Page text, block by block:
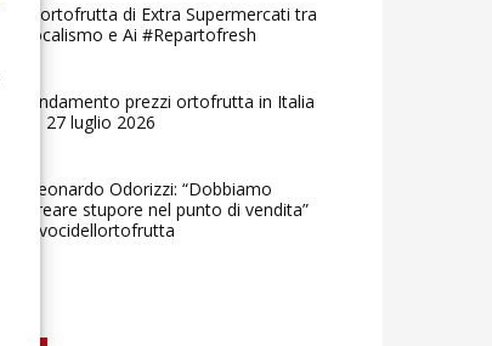
L’ortofrutta di Extra Supermercati tra
localismo e Ai #Repartofresh
Andamento prezzi ortofrutta in Italia
al 27 luglio 2026
Leonardo Odorizzi: “Dobbiamo
creare stupore nel punto di vendita”
#vocidellortofrutta